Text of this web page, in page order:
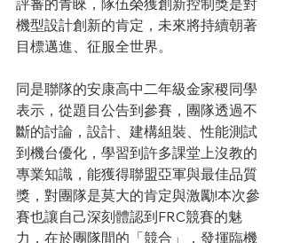
機型設計創新的肯定，未來將持續朝著
目標邁進、征服全世界。
同是聯隊的安康高中二年級金家稷同學
表示，從題目公告到參賽，團隊透過不
斷的討論，設計、建構組裝、性能測試
到機台優化，學習到許多課堂上沒教的
專業知識，能獲得聯盟亞軍與最佳品質
獎，對團隊是莫大的肯定與激勵!本次參
賽也讓自己深刻體認到FRC競賽的魅
力，在於團隊間的「競合」，發揮臨機